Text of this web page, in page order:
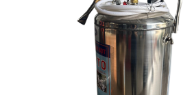
Bình chứa thép sơn tĩnh
Dung tích đa dạng
Vạch chia mực dầu
Di động – an toàn:
Khung chân thép tích